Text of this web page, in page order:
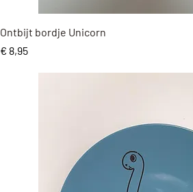
Ontbijt bordje Unicorn
Prijs
€ 8,95